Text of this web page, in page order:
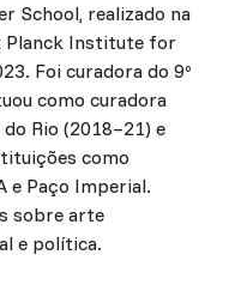
School, realizado na
Planck Institute for
Foi curadora do 9º
como curadora
Rio (2018–21) e
como
e Paço Imperial.
sobre arte
e política.